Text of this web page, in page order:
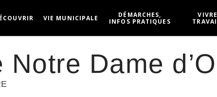
VIE MUNICIPALE
DÉMARCHES,
INFOS PRATIQUES
Notre Dame